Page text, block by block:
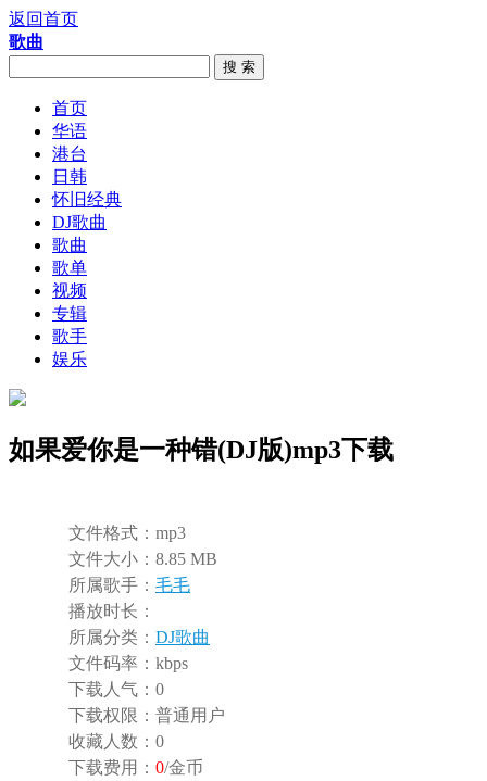
返回首页
歌曲
搜 索
首页
华语
港台
日韩
怀旧经典
DJ歌曲
歌曲
歌单
视频
专辑
歌手
娱乐
如果爱你是一种错(DJ版)mp3下载
文件格式： mp3
文件大小： 8.85 MB
所属歌手： 毛毛
播放时长：
所属分类： DJ歌曲
文件码率： kbps
下载人气： 0
下载权限： 普通用户
收藏人数： 0
下载费用： 0/金币